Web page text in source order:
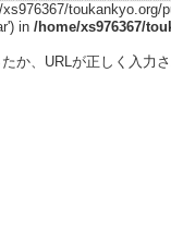
in /home/xs976367/
か、URLが正しく入力